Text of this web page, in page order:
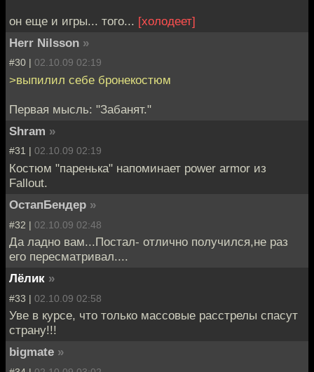
он еще и игры... того... [холодеет]
Herr Nilsson »
#30 | 02.10.09 02:19
>выпилил себе бронекостюм
Первая мысль: "Забанят."
Shram »
#31 | 02.10.09 02:19
Костюм "паренька" напоминает power armor из
Fallout.
ОстапБендер »
#32 | 02.10.09 02:48
Да ладно вам...Постал- отлично получился,не раз
его пересматривал....
Лёлик »
#33 | 02.10.09 02:58
Уве в курсе, что только массовые расстрелы спасут
страну!!!
bigmate »